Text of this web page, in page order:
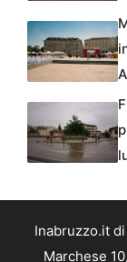
Inabruzzo.it
Marchese